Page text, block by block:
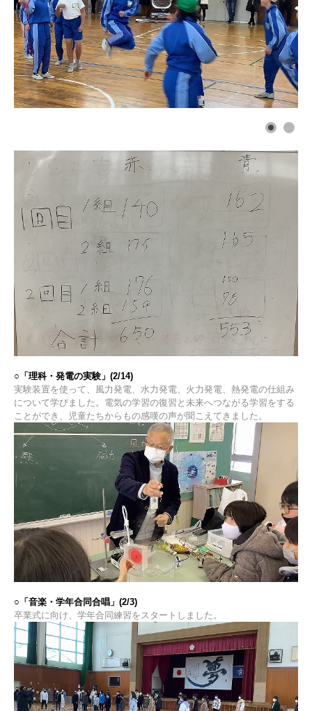
○「理科・発電の実験」(2/14)
実験装置を使って、風力発電、水力発電、火力発電、熱発電の仕組み
について学びました。電気の学習の復習と未来へつながる学習をする
ことができ、児童たちからもの感嘆の声が聞こえてきました。
○「音楽・学年合同合唱」(2/3)
卒業式に向け、学年合同練習をスタートしました。